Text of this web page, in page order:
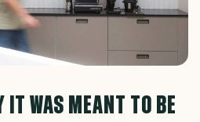
IT WAS MEANT TO BE